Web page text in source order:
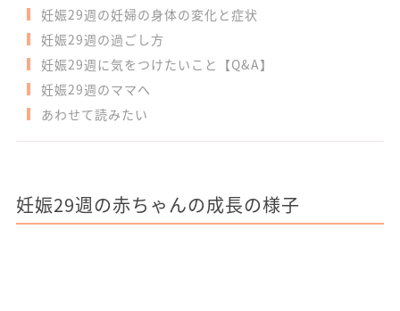
妊娠29週の妊婦の身体の変化と症状
妊娠29週の過ごし方
妊娠29週に気をつけたいこと【Q&A】
妊娠29週のママへ
あわせて読みたい
妊娠29週の赤ちゃんの成長の様子